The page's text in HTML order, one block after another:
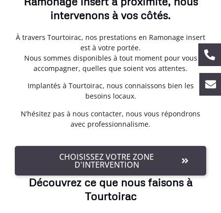
intervenons à vos côtés.
À travers Tourtoirac, nos prestations en Ramonage insert
est à votre portée.
Nous sommes disponibles à tout moment pour vous
accompagner, quelles que soient vos attentes.
Implantés à Tourtoirac, nous connaissons bien les
besoins locaux.
N’hésitez pas à nous contacter, nous vous répondrons
avec professionnalisme.
CHOISISSEZ VOTRE ZONE
D'INTERVENTION
Découvrez ce que nous faisons à
Tourtoirac